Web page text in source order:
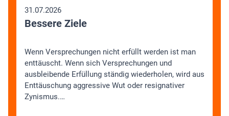
31.07.2026
Bessere Ziele
Wenn Versprechungen nicht erfüllt werden ist man
enttäuscht. Wenn sich Versprechungen und
ausbleibende Erfüllung ständig wiederholen, wird aus
Enttäuschung aggressive Wut oder resignativer
Zynismus.…